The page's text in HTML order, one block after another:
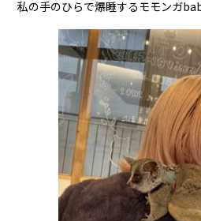
私の手のひらで爆睡するモモンガ